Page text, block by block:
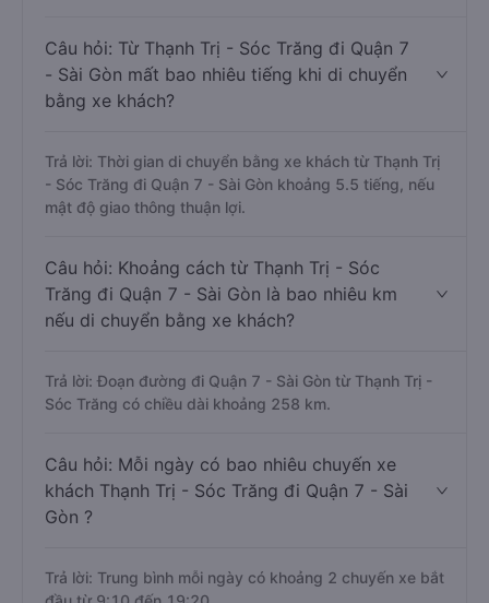
Câu hỏi: Từ Thạnh Trị - Sóc Trăng đi Quận 7
- Sài Gòn mất bao nhiêu tiếng khi di chuyển
bằng xe khách?
Trả lời: Thời gian di chuyển bằng xe khách từ Thạnh Trị
- Sóc Trăng đi Quận 7 - Sài Gòn khoảng 5.5 tiếng, nếu
mật độ giao thông thuận lợi.
Câu hỏi: Khoảng cách từ Thạnh Trị - Sóc
Trăng đi Quận 7 - Sài Gòn là bao nhiêu km
nếu di chuyển bằng xe khách?
Trả lời: Đoạn đường đi Quận 7 - Sài Gòn từ Thạnh Trị -
Sóc Trăng có chiều dài khoảng 258 km.
Câu hỏi: Mỗi ngày có bao nhiêu chuyến xe
khách Thạnh Trị - Sóc Trăng đi Quận 7 - Sài
Gòn ?
Trả lời: Trung bình mỗi ngày có khoảng 2 chuyến xe bắt